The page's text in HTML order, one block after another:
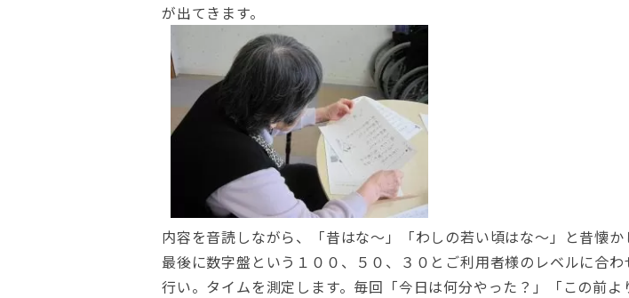
が出てきます。
内容を音読しながら、「昔はな～」「わしの若い頃はな～」と昔懐か
最後に数字盤という１００、５０、３０とご利用者様のレベルに合
行い。タイムを測定します。毎回「今日は何分やった？」「この前